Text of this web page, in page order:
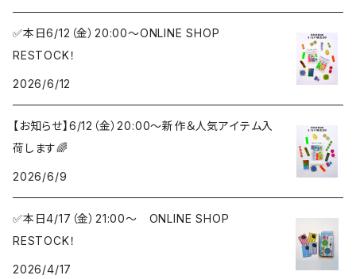
✅本日6/12（金）20:00〜ONLINE SHOP
RESTOCK！
2026/6/12
【お知らせ】6/12（金）20:00〜新作＆人気アイテム入
荷します🌈
2026/6/9
✅本日4/17（金）21:00〜 ONLINE SHOP
RESTOCK！
2026/4/17